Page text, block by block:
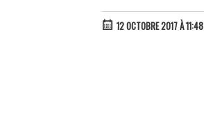
12 OCTOBRE 2017 À 11:48